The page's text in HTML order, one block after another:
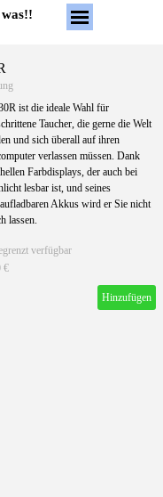
Menü
ist die ideale Wahl für
Taucher, die gerne die Welt
und sich überall auf ihren
verlassen müssen. Dank
Farbdisplays, der auch bei
lesbar ist, und seines
Akkus wird er Sie nicht
lassen.
verfügbar
€
Hinzufügen